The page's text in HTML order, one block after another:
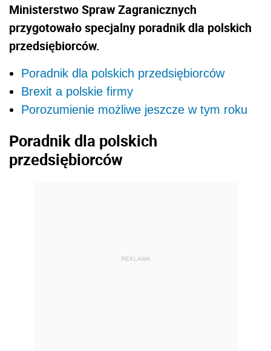
Ministerstwo Spraw Zagranicznych
przygotowało specjalny poradnik dla polskich
przedsiębiorców.
Poradnik dla polskich przedsiębiorców
Brexit a polskie firmy
Porozumienie możliwe jeszcze w tym roku
Poradnik dla polskich
przedsiębiorców
REKLAMA